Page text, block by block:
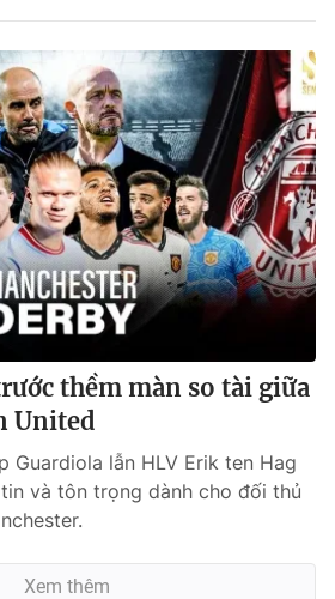
thềm màn so tài giữa
United
Guardiola lẫn HLV Erik ten Hag
và tôn trọng dành cho đối thủ
Xem thêm